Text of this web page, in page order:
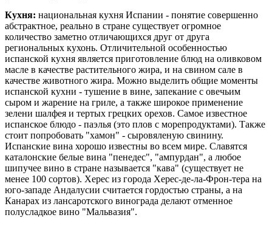
Кухня: национальная кухня Испании - понятие совершенно
абстрактное, реально в стране существует огромное
количество заметно отличающихся друг от друга
региональных кухонь. Отличительной особенностью
испанской кухня является приготовление блюд на оливковом
масле в качестве растительного жира, и на свином сале в
качестве животного жира. Можно выделить общие моменты
испанской кухни - тушение в вине, запекание с овечьим
сыром и жарение на гриле, а также широкое применение
зелени шалфея и тертых грецких орехов. Самое известное
испанское блюдо - паэлья (это плов с морепродуктами). Также
стоит попробовать "хамон" - сыровяленую свинину.
Испанские вина хорошо известны во всем мире. Славятся
каталонские белые вина "пенедес", "ампурдан", а любое
шипучее вино в стране называется "кава" (существует не
менее 100 сортов). Херес из города Херес-де-ла-Фрон-тера на
юго-западе Андалусии считается гордостью страны, а на
Канарах из лансаротского винограда делают отменное
полусладкое вино "Мальвазия".